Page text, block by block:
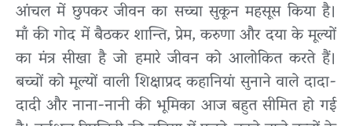
आंचल में छुपकर जीवन का सच्चा सुकून महसूस किया है।
माँ की गोद में बैठकर शान्ति, प्रेम, करुणा और दया के मूल्यों
का मंत्र सीखा है जो हमारे जीवन को आलोकित करते हैं।
बच्चों को मूल्यों वाली शिक्षाप्रद कहानियां सुनाने वाले दादा-
दादी और नाना-नानी की भूमिका आज बहुत सीमित हो गई